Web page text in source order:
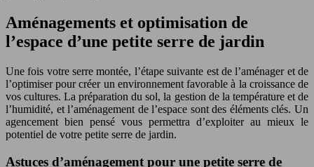
Aménagements et optimisation de
l’espace d’une petite serre de jardin
Une fois votre serre montée, l’étape suivante est de l’aménager et de
l’optimiser pour créer un environnement favorable à la croissance de
vos cultures. La préparation du sol, la gestion de la température et de
l’humidité, et l’aménagement de l’espace sont des éléments clés. Un
agencement bien pensé vous permettra d’exploiter au mieux le
potentiel de votre petite serre de jardin.
Astuces d’aménagement pour une petite serre de